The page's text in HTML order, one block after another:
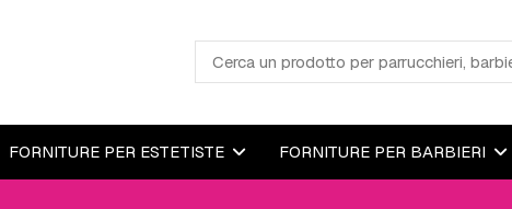
FORNITURE PER ESTETISTE FORNITURE PER BARBIERI